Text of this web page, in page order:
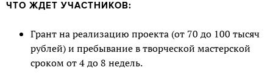
ЧТО ЖДЕТ УЧАСТНИКОВ:
Грант на реализацию проекта (от 70 до 100 тысяч
рублей) и пребывание в творческой мастерской
сроком от 4 до 8 недель.